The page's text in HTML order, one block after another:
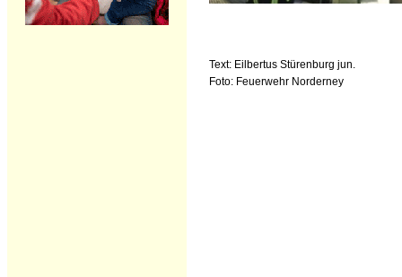
Text: Eilbertus Stürenburg jun.
Foto: Feuerwehr Norderney